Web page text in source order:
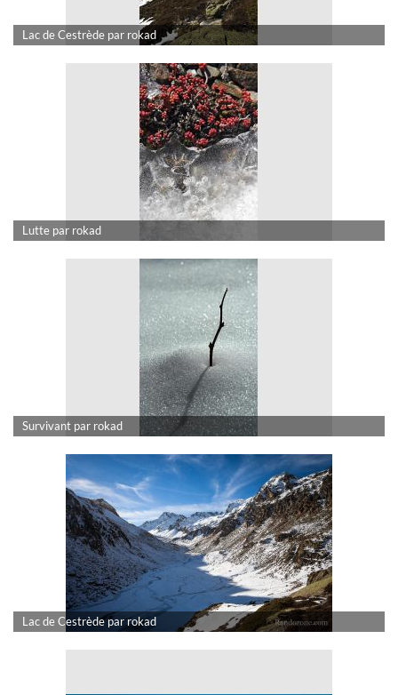
Lac de Cestrède par rokad
Lutte par rokad
Survivant par rokad
Lac de Cestrède par rokad